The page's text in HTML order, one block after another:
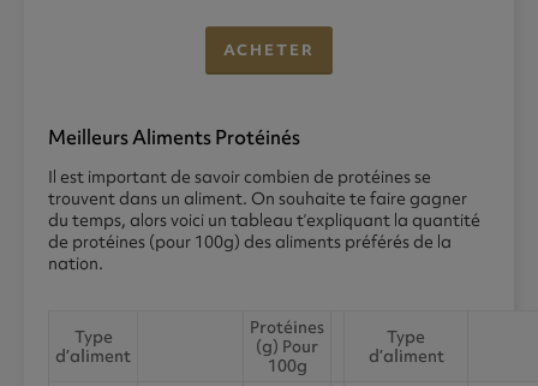
ACHETER
Meilleurs Aliments Protéinés
Il est important de savoir combien de protéines se
trouvent dans un aliment. On souhaite te faire gagner
du temps, alors voici un tableau t’expliquant la quantité
de protéines (pour 100g) des aliments préférés de la
nation.
Type
d’aliment
Protéines
(g) Pour
100g
Type
d’aliment